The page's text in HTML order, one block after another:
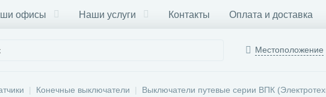
офисы Наши услуги Контакты Оплата и доставка
Местоположение
Конечные выключатели Выключатели путевые серии ВПК